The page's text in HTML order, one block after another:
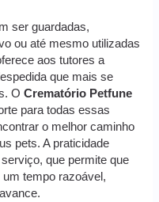
ser guardadas,
ou até mesmo utilizadas
aos tutores a
que mais se
OCrematório Petfune
para todas essas
o melhor caminho
pets. A praticidade
que permite que
tempo razoável,